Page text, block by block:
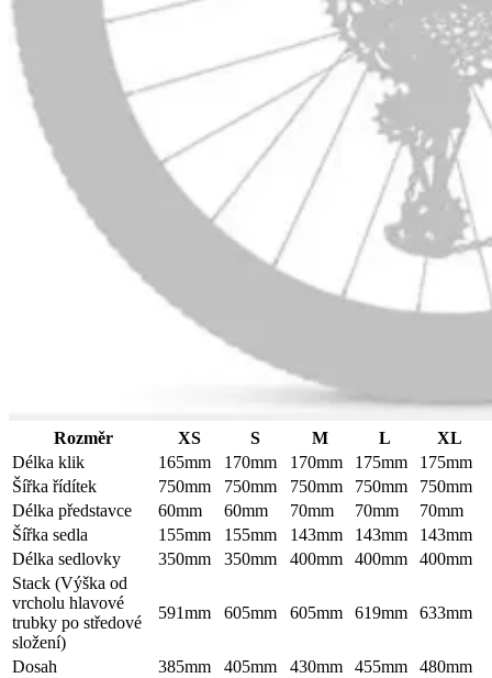
Rozměr XS S M L
XL
Délka klik
165mm 170mm 170mm 175mm
175mm
Šířka řídítek
750mm 750mm 750mm 750mm
750mm
Délka představce
60mm 60mm 70mm 70mm
70mm
Šířka sedla
155mm 155mm 143mm 143mm
143mm
Délka sedlovky
350mm 350mm 400mm 400mm
400mm
Stack (Výška od
vrcholu hlavové
trubky po středové
složení)
591mm 605mm 605mm 619mm 633mm
Dosah 385mm 405mm 430mm 455mm 480mm